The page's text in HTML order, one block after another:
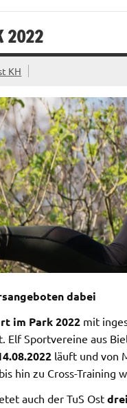
2022
KH
dabei
im Park 2022 mit
Elf Sportvereine aus
läuft und von
hin zu Cross-Training
auch der TuS Ost